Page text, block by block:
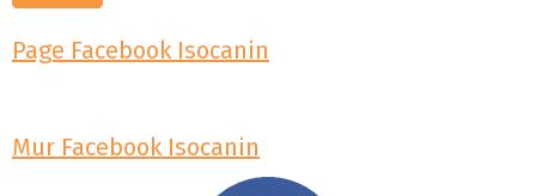
Page Facebook Isocanin
Mur Facebook Isocanin